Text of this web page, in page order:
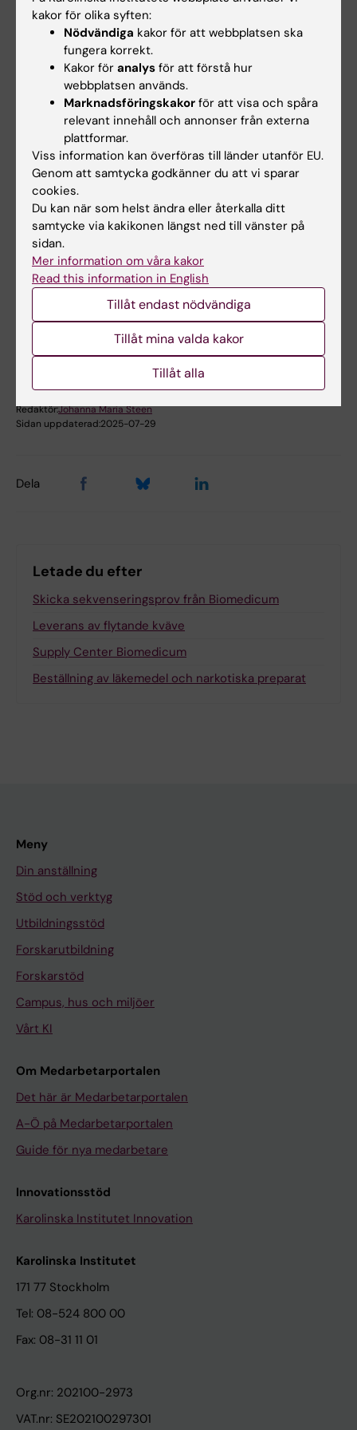
laboratoriemiljö.
Kolsyreis hämtas på plan 2.Läs mer om torris
på Biomedicum här.
Verkstad
Bemannad verkstad finns på plan 2.Läs mer
om Biomedicums verkstad här.
Hade du nytta av informationen på denna sida?
No
Johanna Steen
Redaktör:Johanna Maria Steen
Sidan uppdaterad:2025-07-29
Dela
Letade du efter
Skicka sekvenseringsprov från Biomedicum
Leverans av flytande kväve
Supply Center Biomedicum
Beställning av läkemedel och narkotiska preparat
Meny
Din anställning
Stöd och verktyg
Utbildningsstöd
Forskarutbildning
Forskarstöd
Campus, hus och miljöer
Vårt KI
Om Medarbetarportalen
Det här är Medarbetarportalen
A-Ö på Medarbetarportalen
Guide för nya medarbetare
Innovationsstöd
Karolinska Institutet Innovation
Karolinska Institutet
171 77 Stockholm
Tel: 08-524 800 00
Fax: 08-31 11 01
Org.nr: 202100-2973
VAT.nr: SE202100297301
kakor för olika syften:
Nödvändiga kakor för att webbplatsen ska
fungera korrekt.
Kakor för analys för att förstå hur
webbplatsen används.
Marknadsföringskakor för att visa och spåra
relevant innehåll och annonser från externa
plattformar.
Viss information kan överföras till länder utanför EU.
Genom att samtycka godkänner du att vi sparar
cookies.
Du kan när som helst ändra eller återkalla ditt
samtycke via kakikonen längst ned till vänster på
sidan.
Mer information om våra kakor
Read this information in English
Tillåt endast nödvändiga
Tillåt mina valda kakor
Tillåt alla